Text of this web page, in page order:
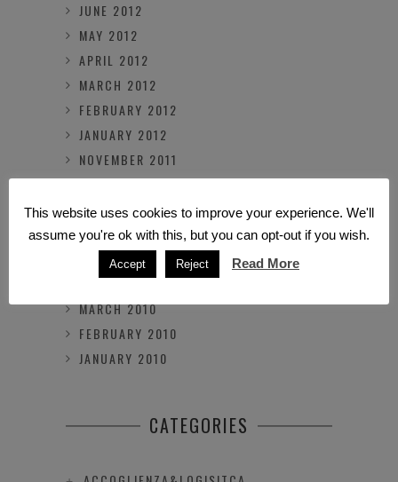
JUNE 2012
MAY 2012
APRIL 2012
MARCH 2012
FEBRUARY 2012
JANUARY 2012
NOVEMBER 2011
OCTOBER 2011
MARCH 2011
FEBRUARY 2011
OCTOBER 2010
JULY 2010
MARCH 2010
FEBRUARY 2010
JANUARY 2010
CATEGORIES
This website uses cookies to improve your experience. We'll
assume you're ok with this, but you can opt-out if you wish.
Accept Reject Read More